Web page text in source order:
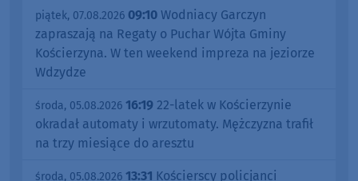
piątek, 07.08.2026 09:10 Wodniacy Garczyn
zapraszają na Regaty o Puchar Wójta Gminy
Kościerzyna. W ten weekend impreza na jeziorze
Wdzydze
środa, 05.08.2026 16:19 22-latek w Kościerzynie
okradał automaty i wrzutomaty. Mężczyzna trafił
na trzy miesiące do aresztu
środa, 05.08.2026 13:31 Kościerscy policjanci